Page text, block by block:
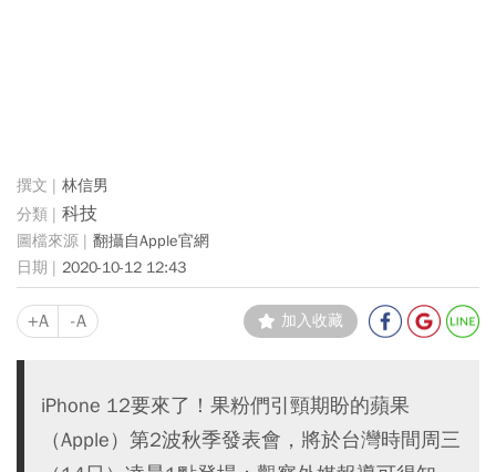
林信男
科技
翻攝自Apple官網
2020-10-12 12:43
+A -A 加入收藏
iPhone 12要來了！果粉們引頸期盼的蘋果
（Apple）第2波秋季發表會，將於台灣時間周三